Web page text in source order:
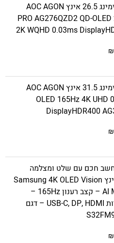
מסך גיימינג 26.5 אינץ AOC AGON
PRO AG276QZD2 QD-
2K WQHD 0.03ms
₪
מסך גיימינג 31.5 אינץ AOC AGON
OLED 165Hz 4K UHD
DisplayHDR400
₪
חכם עם שלט ומצלמה
31.5 אינץ Samsung 4K OLED Vision
AI M90SF – קצב רענון 165Hz –
קישוריות USB-C, DP, HDMI – דגם
₪